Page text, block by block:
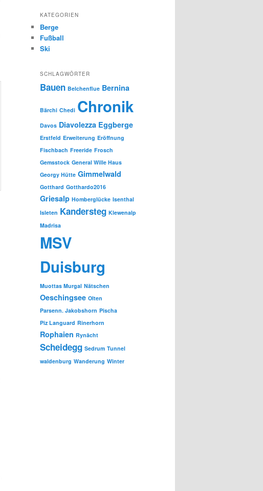
KATEGORIEN
Berge
Fußball
Ski
SCHLAGWÖRTER
Bauen Belchenflue Bernina
Bärchi Chedi Chronik
Davos Diavolezza Eggberge
Erstfeld Erweiterung Eröffnung
Fischbach Freeride Frosch
Gemsstock General Wille Haus
Georgy Hütte Gimmelwald
Gotthard Gotthardo2016
Griesalp Homberglücke Isenthal
Isleten Kandersteg Klewenalp
Madrisa
MSV
Duisburg
Muottas Murgal Nätschen
Oeschingsee Olten
Parsenn. Jakobshorn Pischa
Piz Languard Rinerhorn
Rophaien Rynächt
Scheidegg Sedrum Tunnel
waldenburg Wanderung Winter